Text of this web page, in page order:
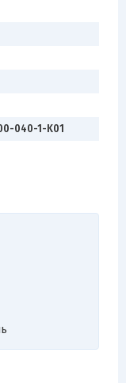
040-1-K01